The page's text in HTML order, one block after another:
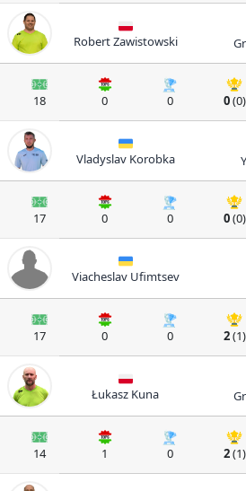
Robert Zawistowski
18 0 0 0(0)
Vladyslav Korobka
17 0 0 0(0)
Viacheslav Ufimtsev
17 0 0 2(1)
Łukasz Kuna
14 1 0 2(1)